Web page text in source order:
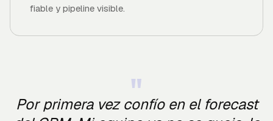
fiable y pipeline visible.
"
Por primera vez confío en el forecast